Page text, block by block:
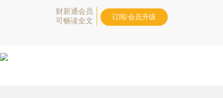
财新通会员
可畅读全文
订阅/会员升级